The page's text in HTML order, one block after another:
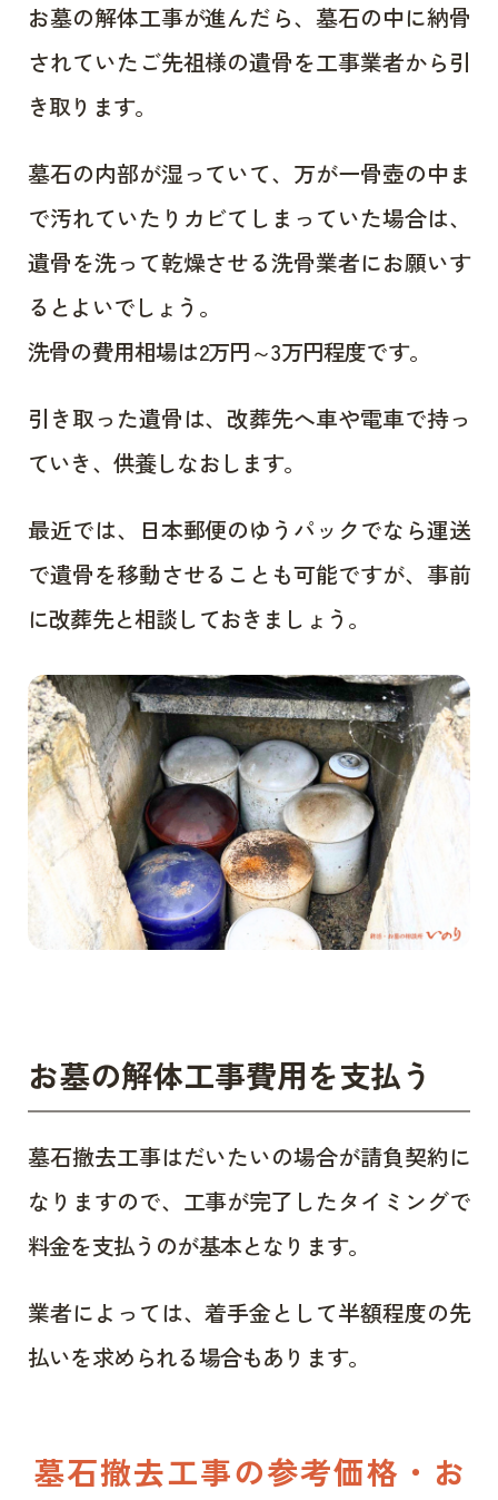
お墓の解体工事が進んだら、墓石の中に納骨
されていたご先祖様の遺骨を工事業者から引
き取ります。
墓石の内部が湿っていて、万が一骨壺の中ま
で汚れていたりカビてしまっていた場合は、
遺骨を洗って乾燥させる洗骨業者にお願いす
るとよいでしょう。
洗骨の費用相場は2万円～3万円程度です。
引き取った遺骨は、改葬先へ車や電車で持っ
ていき、供養しなおします。
最近では、日本郵便のゆうパックでなら運送
で遺骨を移動させることも可能ですが、事前
に改葬先と相談しておきましょう。
お墓の解体工事費用を支払う
墓石撤去工事はだいたいの場合が請負契約に
なりますので、工事が完了したタイミングで
料金を支払うのが基本となります。
業者によっては、着手金として半額程度の先
払いを求められる場合もあります。
墓石撤去工事の参考価格・お